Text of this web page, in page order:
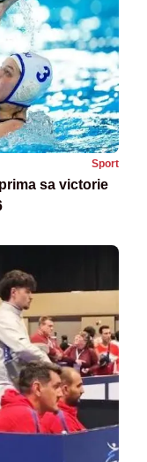
Sport
sa victorie